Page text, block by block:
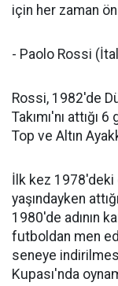
için her zaman
- Paolo Rossi
Rossi, 1982'de
Takımı'nı attığı
Top ve Altın
İlk kez 1978'deki
yaşındayken
1980'de adının
futboldan men
seneye
Kupası'nda